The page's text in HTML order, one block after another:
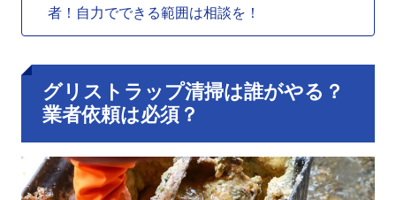
者！自力でできる範囲は相談を！
グリストラップ清掃は誰がやる？
業者依頼は必須？